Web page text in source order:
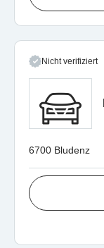
Nicht verifiziert
6700 Bludenz